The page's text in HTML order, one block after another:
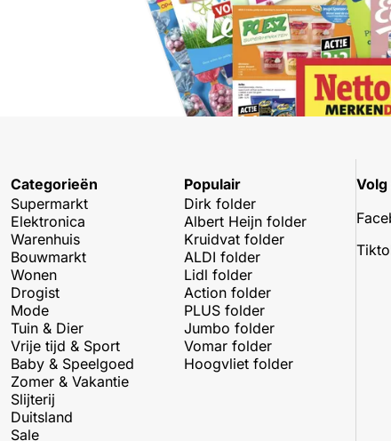
Categorieën
Supermarkt
Elektronica
Warenhuis
Bouwmarkt
Wonen
Drogist
Mode
Tuin & Dier
Vrije tijd & Sport
Baby & Speelgoed
Zomer & Vakantie
Slijterij
Duitsland
Sale
Populair
Dirk folder
Albert Heijn folder
Kruidvat folder
ALDI folder
Lidl folder
Action folder
PLUS folder
Jumbo folder
Vomar folder
Hoogvliet folder
Volg